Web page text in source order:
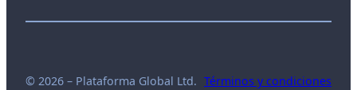
© 2026 – Plataforma Global Ltd. Términos y condiciones